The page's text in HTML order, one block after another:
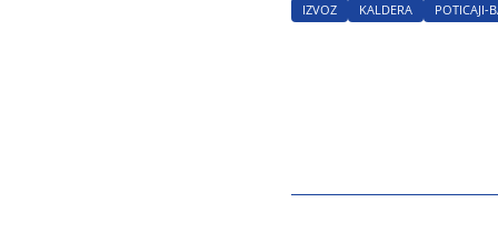
IZVOZ KALDERA POTICAJI-